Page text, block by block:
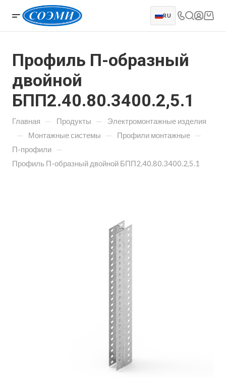
RU
Профиль П-образный
двойной
БПП2.40.80.3400.2,5.1
Главная — Продукты — Электромонтажные изделия
— Монтажные системы — Профили монтажные —
П-профили —
Профиль П-образный двойной БПП2.40.80.3400.2,5.1